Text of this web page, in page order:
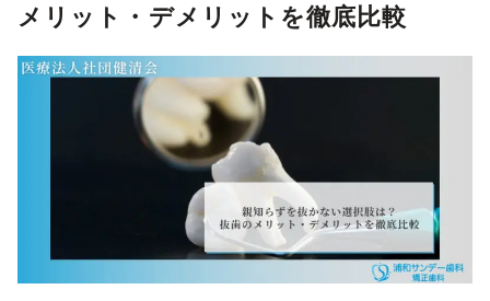
メリット・デメリットを徹底比較